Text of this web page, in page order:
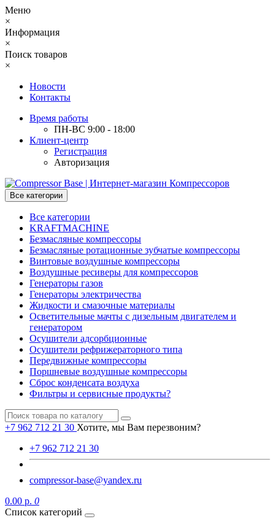
Меню
×
Информация
×
Поиск товаров
×
Новости
Контакты
Время работы
ПН-ВС 9:00 - 18:00
Клиент-центр
Регистрация
Авторизация
Все категории
Все категории
KRAFTMACHINE
Безмасляные компрессоры
Безмасляные ротационные зубчатые компрессоры
Винтовые воздушные компрессоры
Воздушные ресиверы для компрессоров
Генераторы газов
Генераторы электричества
Жидкости и смазочные материалы
Осветительные мачты с дизельным двигателем и
генератором
Осушители адсорбционные
Осушители рефрижераторного типа
Передвижные компрессоры
Поршневые воздушные компрессоры
Сброс конденсата воздуха
Фильтры и сервисные продукты?
+7 962 712 21 30 Хотите, мы Вам перезвоним?
+7 962 712 21 30
compressor-base@yandex.ru
0.00 р. 0
Список категорий